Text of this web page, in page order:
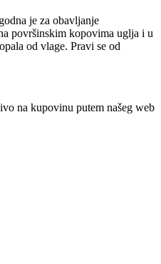
je za obavljanje
površinskim kopovima uglja i u
od vlage. Pravi se od
na kupovinu putem našeg web